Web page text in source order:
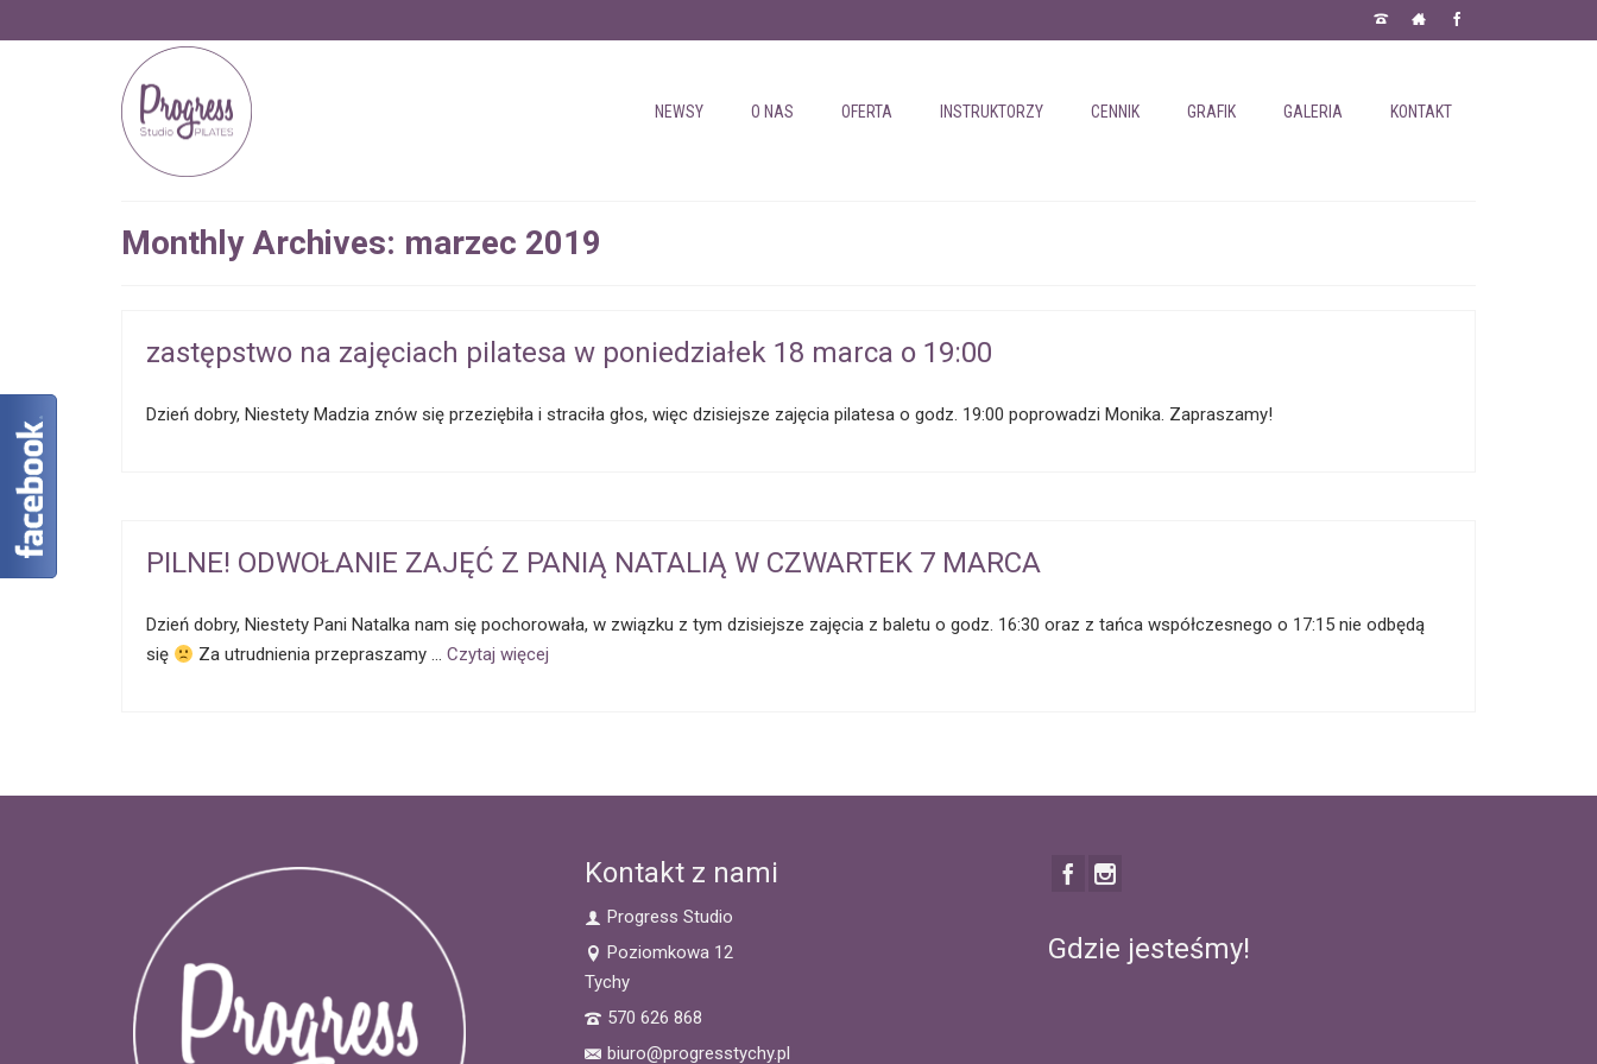
NEWSY O NAS OFERTA INSTRUKTORZY CENNIK GRAFIK GALERIA KONTAKT
Monthly Archives: marzec 2019
zastępstwo na zajęciach pilatesa w poniedziałek 18 marca o 19:00
Dzień dobry, Niestety Madzia znów się przeziębiła i straciła głos, więc dzisiejsze zajęcia pilatesa o godz. 19:00 poprowadzi Monika. Zapraszamy!
PILNE! ODWOŁANIE ZAJĘĆ Z PANIĄ NATALIĄ W CZWARTEK 7 MARCA
Dzień dobry, Niestety Pani Natalka nam się pochorowała, w związku z tym dzisiejsze zajęcia z baletu o godz. 16:30 oraz z tańca współczesnego o 17:15 nie odbędą
się
Za utrudnienia przepraszamy …Czytaj więcej
Kontakt z nami
Progress Studio
Poziomkowa 12
Tychy
570 626 868
biuro@progresstychy.pl
Gdzie jesteśmy!